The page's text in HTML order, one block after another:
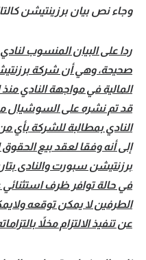
حكايات في الجول
كويز في الجول
فيديو في الجول
وجاء نص بيان برزينتيشن
ردا على البيان المنسوب
صحيحة، وهي أن شركة
المالية في مواجهة النادي منذ
قد تم نشره على السوشيال
النادي بمطالبة للشركة بأي
إلى أنه وفقا لعقد بيع الحقوق
في حالة توافر ظرف
الطرفين لا يمكن توقعه
عن تنفيذ الالتزام مخلاً